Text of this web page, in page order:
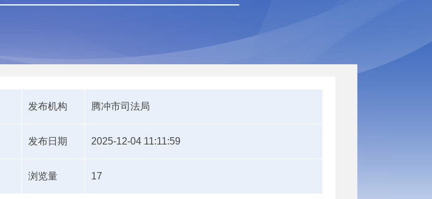
发布机构 腾冲市司法局
发布日期 2025-12-04 11:11:59
浏览量 17